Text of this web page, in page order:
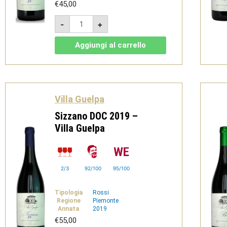
€45,00
-
Sizzano
DOC
2021
Villa
Guelpa
quantità
+
Aggiungi al carrello
Villa Guelpa
Sizzano DOC 2019 –
Villa Guelpa
2/3 92/100 95/100
Tipologia
Rossi
Regione
Piemonte
Annata
2019
€55,00